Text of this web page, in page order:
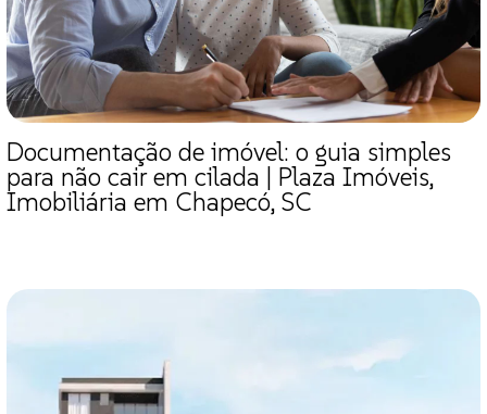
Documentação de imóvel: o guia simples
para não cair em cilada | Plaza Imóveis,
Imobiliária em Chapecó, SC